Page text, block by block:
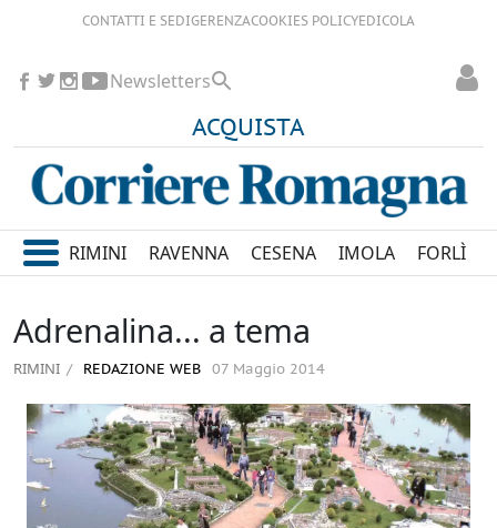
CONTATTI E SEDIGERENZACOOKIES POLICYEDICOLA
ACQUISTA
Newsletters
RIMINI RAVENNA CESENA IMOLA FORLÌ
Adrenalina... a tema
RIMINI REDAZIONE WEB 07 Maggio 2014